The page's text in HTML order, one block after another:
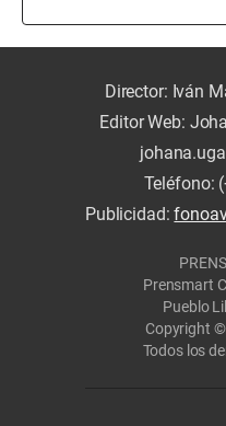
Director: Iván
Editor Web:
Teléfono:
Publicidad:
Prensmart
Pueblo
Copyright ©
Todos los